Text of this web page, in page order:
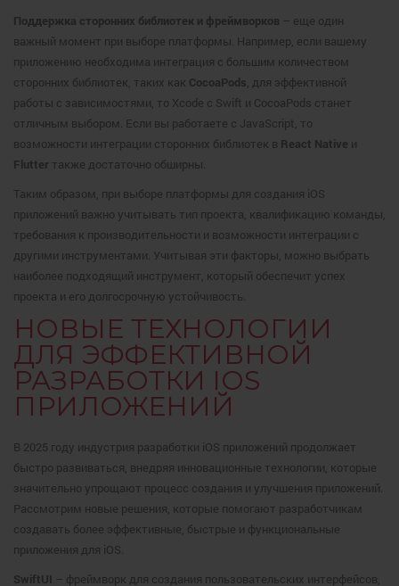
Поддержка сторонних библиотек и фреймворков – еще один
важный момент при выборе платформы. Например, если вашему
приложению необходима интеграция с большим количеством
сторонних библиотек, таких как CocoaPods, для эффективной
работы с зависимостями, то Xcode с Swift и CocoaPods станет
отличным выбором. Если вы работаете с JavaScript, то
возможности интеграции сторонних библиотек в React Native и
Flutter также достаточно обширны.
Таким образом, при выборе платформы для создания iOS
приложений важно учитывать тип проекта, квалификацию команды,
требования к производительности и возможности интеграции с
другими инструментами. Учитывая эти факторы, можно выбрать
наиболее подходящий инструмент, который обеспечит успех
проекта и его долгосрочную устойчивость.
НОВЫЕ ТЕХНОЛОГИИ
ДЛЯ ЭФФЕКТИВНОЙ
РАЗРАБОТКИ IOS
ПРИЛОЖЕНИЙ
В 2025 году индустрия разработки iOS приложений продолжает
быстро развиваться, внедряя инновационные технологии, которые
значительно упрощают процесс создания и улучшения приложений.
Рассмотрим новые решения, которые помогают разработчикам
создавать более эффективные, быстрые и функциональные
приложения для iOS.
SwiftUI – фреймворк для создания пользовательских интерфейсов,